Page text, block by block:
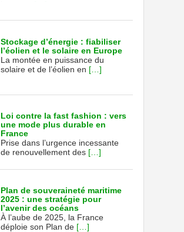
Stockage d’énergie : fiabiliser
l’éolien et le solaire en Europe
La montée en puissance du
solaire et de l’éolien en […]
Loi contre la fast fashion : vers
une mode plus durable en
France
Prise dans l’urgence incessante
de renouvellement des […]
Plan de souveraineté maritime
2025 : une stratégie pour
l’avenir des océans
À l’aube de 2025, la France
déploie son Plan de […]